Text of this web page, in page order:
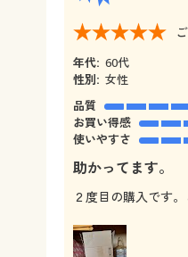
年代: 60代
性別: 女性
品質
お買い得感
使いやすさ
助かってます。
２度目の購入です